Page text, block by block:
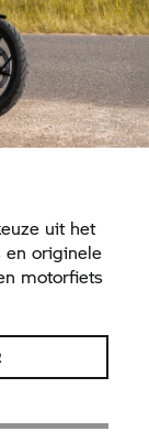
uit het
en originele
motorfiets